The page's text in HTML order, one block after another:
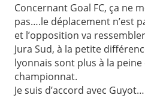
Concernant Goal FC, ça ne
pas….le déplacement n’est
et l’opposition va
Jura Sud, à la petite
lyonnais sont plus à la peine
championnat.
Je suis d’accord avec